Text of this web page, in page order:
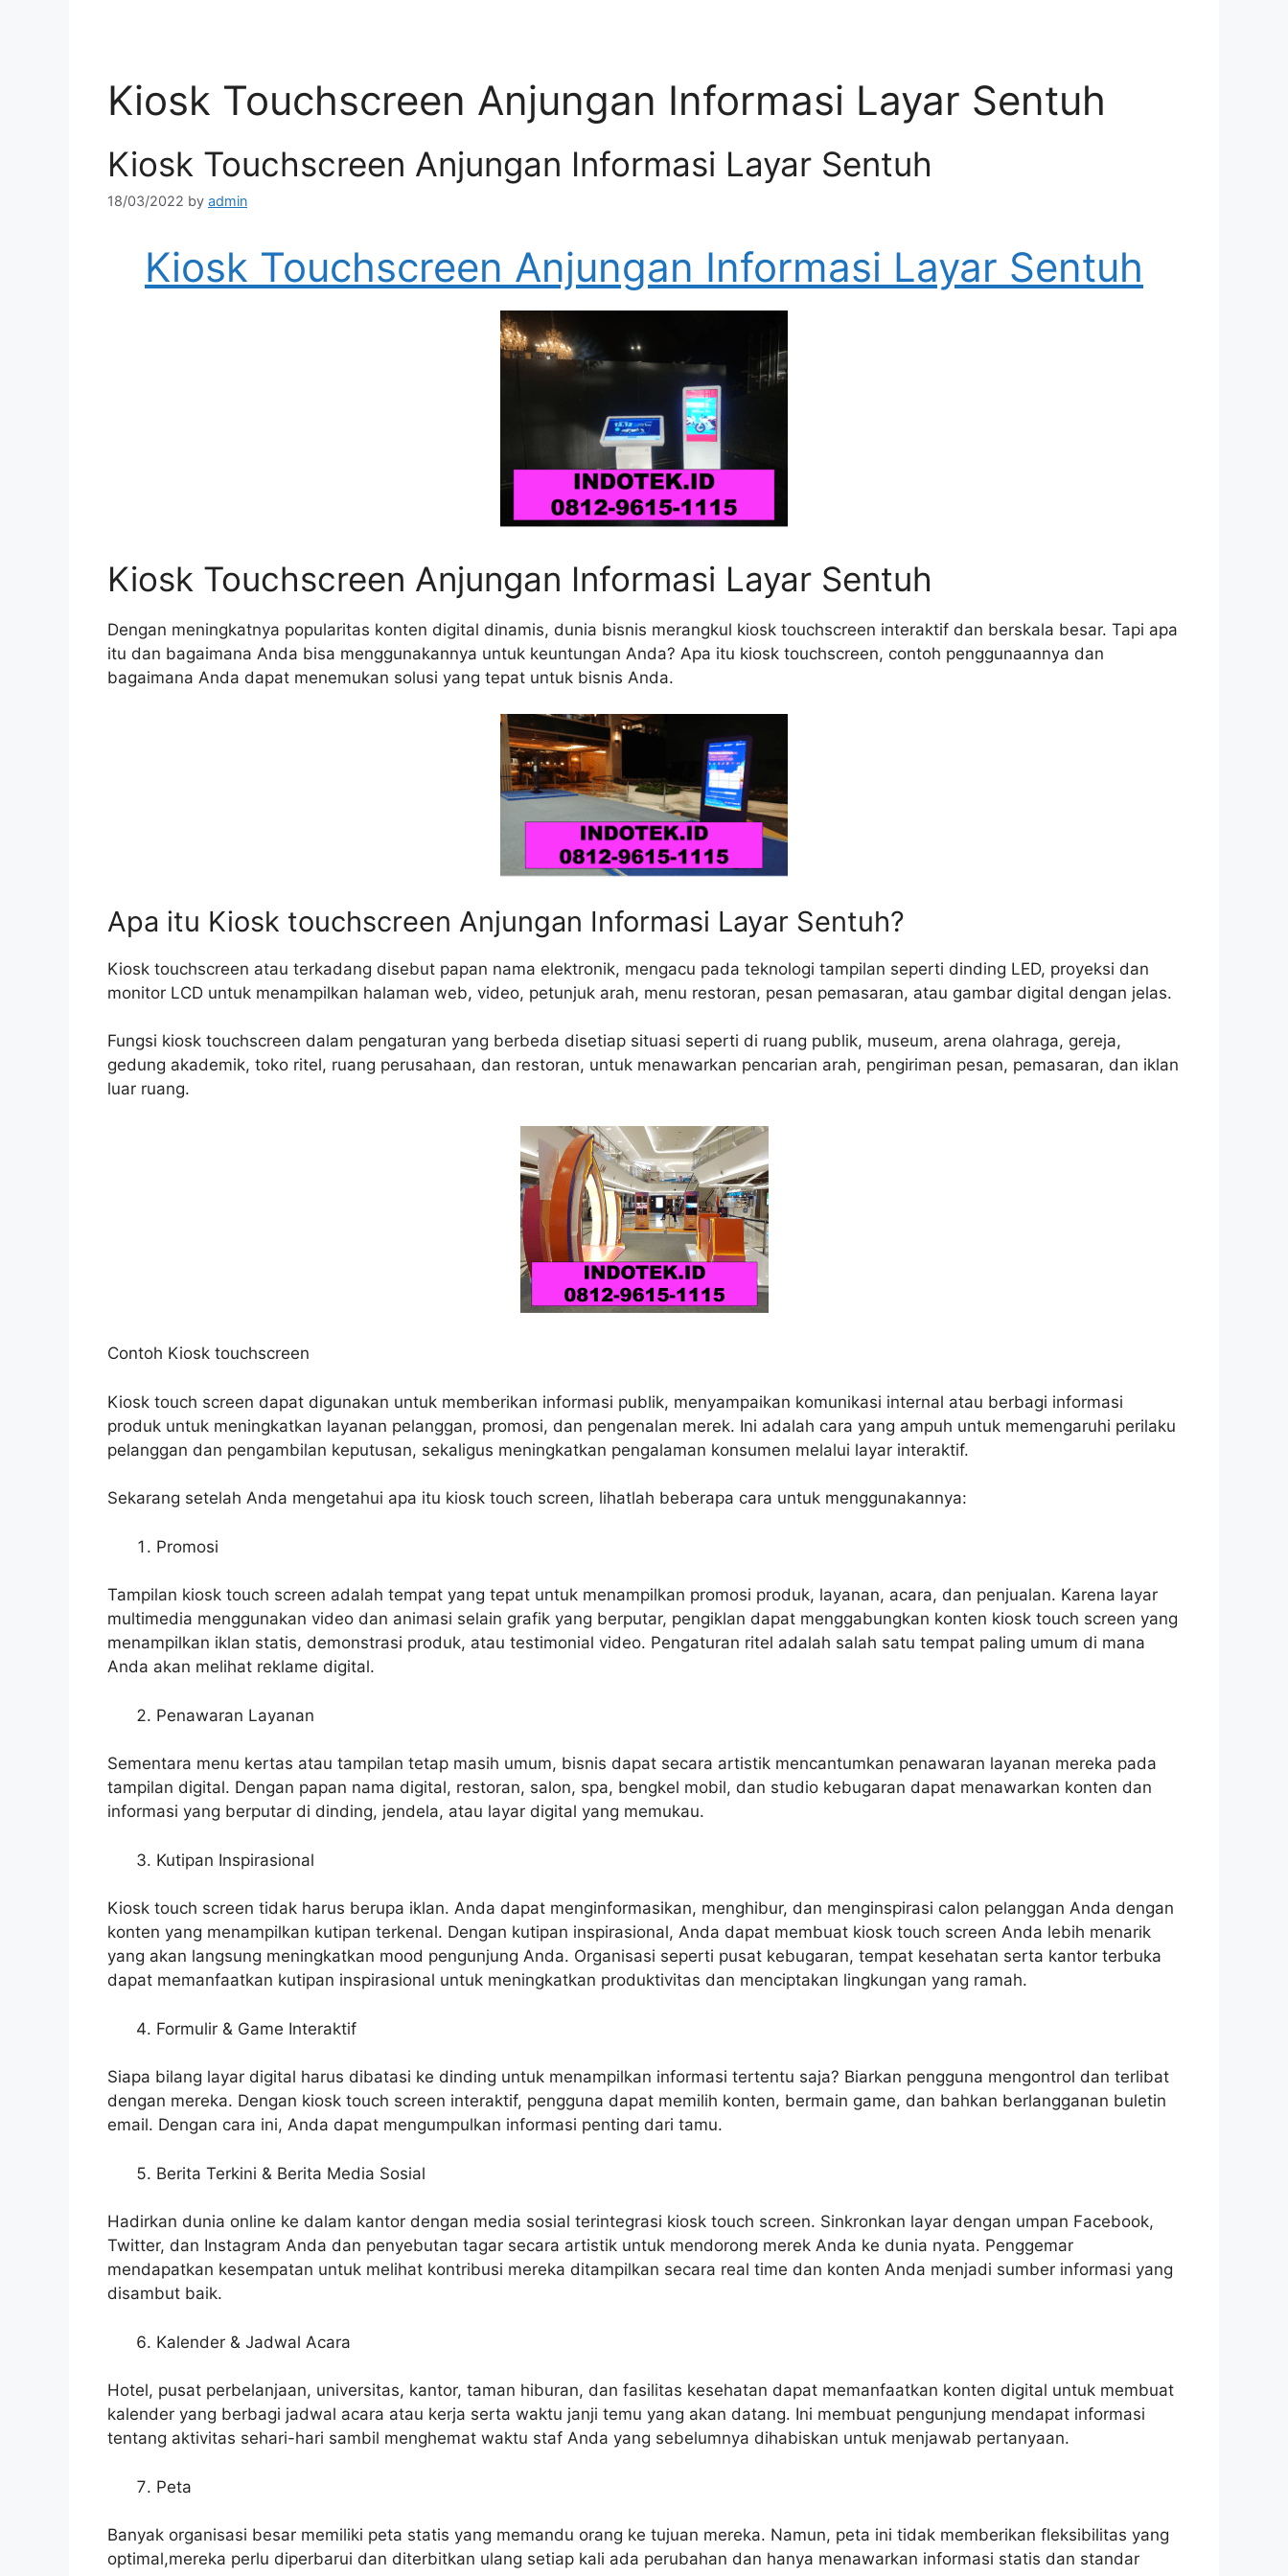
Kiosk Touchscreen Anjungan Informasi Layar Sentuh
Kiosk Touchscreen Anjungan Informasi Layar Sentuh
18/03/2022 by admin
Kiosk Touchscreen Anjungan Informasi Layar Sentuh
Kiosk Touchscreen Anjungan Informasi Layar Sentuh
Dengan meningkatnya popularitas konten digital dinamis, dunia bisnis merangkul kiosk touchscreen interaktif dan berskala besar. Tapi apa
itu dan bagaimana Anda bisa menggunakannya untuk keuntungan Anda? Apa itu kiosk touchscreen, contoh penggunaannya dan
bagaimana Anda dapat menemukan solusi yang tepat untuk bisnis Anda.
Apa itu Kiosk touchscreen Anjungan Informasi Layar Sentuh?
Kiosk touchscreen atau terkadang disebut papan nama elektronik, mengacu pada teknologi tampilan seperti dinding LED, proyeksi dan
monitor LCD untuk menampilkan halaman web, video, petunjuk arah, menu restoran, pesan pemasaran, atau gambar digital dengan jelas.
Fungsi kiosk touchscreen dalam pengaturan yang berbeda disetiap situasi seperti di ruang publik, museum, arena olahraga, gereja,
gedung akademik, toko ritel, ruang perusahaan, dan restoran, untuk menawarkan pencarian arah, pengiriman pesan, pemasaran, dan iklan
luar ruang.
Contoh Kiosk touchscreen
Kiosk touch screen dapat digunakan untuk memberikan informasi publik, menyampaikan komunikasi internal atau berbagi informasi
produk untuk meningkatkan layanan pelanggan, promosi, dan pengenalan merek. Ini adalah cara yang ampuh untuk memengaruhi perilaku
pelanggan dan pengambilan keputusan, sekaligus meningkatkan pengalaman konsumen melalui layar interaktif.
Sekarang setelah Anda mengetahui apa itu kiosk touch screen, lihatlah beberapa cara untuk menggunakannya:
Promosi
Tampilan kiosk touch screen adalah tempat yang tepat untuk menampilkan promosi produk, layanan, acara, dan penjualan. Karena layar
multimedia menggunakan video dan animasi selain grafik yang berputar, pengiklan dapat menggabungkan konten kiosk touch screen yang
menampilkan iklan statis, demonstrasi produk, atau testimonial video. Pengaturan ritel adalah salah satu tempat paling umum di mana
Anda akan melihat reklame digital.
Penawaran Layanan
Sementara menu kertas atau tampilan tetap masih umum, bisnis dapat secara artistik mencantumkan penawaran layanan mereka pada
tampilan digital. Dengan papan nama digital, restoran, salon, spa, bengkel mobil, dan studio kebugaran dapat menawarkan konten dan
informasi yang berputar di dinding, jendela, atau layar digital yang memukau.
Kutipan Inspirasional
Kiosk touch screen tidak harus berupa iklan. Anda dapat menginformasikan, menghibur, dan menginspirasi calon pelanggan Anda dengan
konten yang menampilkan kutipan terkenal. Dengan kutipan inspirasional, Anda dapat membuat kiosk touch screen Anda lebih menarik
yang akan langsung meningkatkan mood pengunjung Anda. Organisasi seperti pusat kebugaran, tempat kesehatan serta kantor terbuka
dapat memanfaatkan kutipan inspirasional untuk meningkatkan produktivitas dan menciptakan lingkungan yang ramah.
Formulir & Game Interaktif
Siapa bilang layar digital harus dibatasi ke dinding untuk menampilkan informasi tertentu saja? Biarkan pengguna mengontrol dan terlibat
dengan mereka. Dengan kiosk touch screen interaktif, pengguna dapat memilih konten, bermain game, dan bahkan berlangganan buletin
email. Dengan cara ini, Anda dapat mengumpulkan informasi penting dari tamu.
Berita Terkini & Berita Media Sosial
Hadirkan dunia online ke dalam kantor dengan media sosial terintegrasi kiosk touch screen. Sinkronkan layar dengan umpan Facebook,
Twitter, dan Instagram Anda dan penyebutan tagar secara artistik untuk mendorong merek Anda ke dunia nyata. Penggemar
mendapatkan kesempatan untuk melihat kontribusi mereka ditampilkan secara real time dan konten Anda menjadi sumber informasi yang
disambut baik.
Kalender & Jadwal Acara
Hotel, pusat perbelanjaan, universitas, kantor, taman hiburan, dan fasilitas kesehatan dapat memanfaatkan konten digital untuk membuat
kalender yang berbagi jadwal acara atau kerja serta waktu janji temu yang akan datang. Ini membuat pengunjung mendapat informasi
tentang aktivitas sehari-hari sambil menghemat waktu staf Anda yang sebelumnya dihabiskan untuk menjawab pertanyaan.
Peta
Banyak organisasi besar memiliki peta statis yang memandu orang ke tujuan mereka. Namun, peta ini tidak memberikan fleksibilitas yang
optimal,mereka perlu diperbarui dan diterbitkan ulang setiap kali ada perubahan dan hanya menawarkan informasi statis dan standar